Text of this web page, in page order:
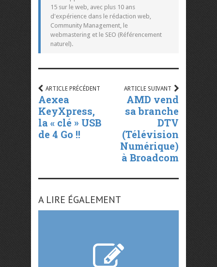
15 sur le web, avec plus 10 ans
d'expérience dans le rédaction web,
Community Management, le
webmastering et le SEO (Référencement
naturel).
ARTICLE PRÉCÉDENT
Aexea
KeyXpress,
la « clé » USB
de 4 Go !!
ARTICLE SUIVANT
AMD vend
sa branche
DTV
(Télévision
Numérique)
à Broadcom
A LIRE ÉGALEMENT